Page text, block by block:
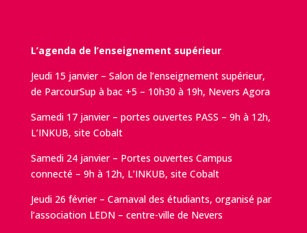
L’agenda de l’enseignement supérieur
Jeudi 15 janvier – Salon de l’enseignement supérieur,
de ParcourSup à bac +5 – 10h30 à 19h, Nevers Agora
Samedi 17 janvier – portes ouvertes PASS – 9h à 12h,
L’INKUB, site Cobalt
Samedi 24 janvier – Portes ouvertes Campus
connecté – 9h à 12h, L’INKUB, site Cobalt
Jeudi 26 février – Carnaval des étudiants, organisé par
l’association LEDN – centre-ville de Nevers